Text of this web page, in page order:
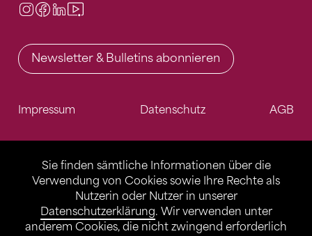
Sie finden sämtliche Informationen über die
Verwendung von Cookies sowie Ihre Rechte als
Nutzerin oder Nutzer in unserer
Datenschutzerklärung. Wir verwenden unter
anderem Cookies, die nicht zwingend erforderlich
Instagram
Facebook
LinkedIn
Newsletter & Bulletins abonnieren
Impressum Datenschutz AGB